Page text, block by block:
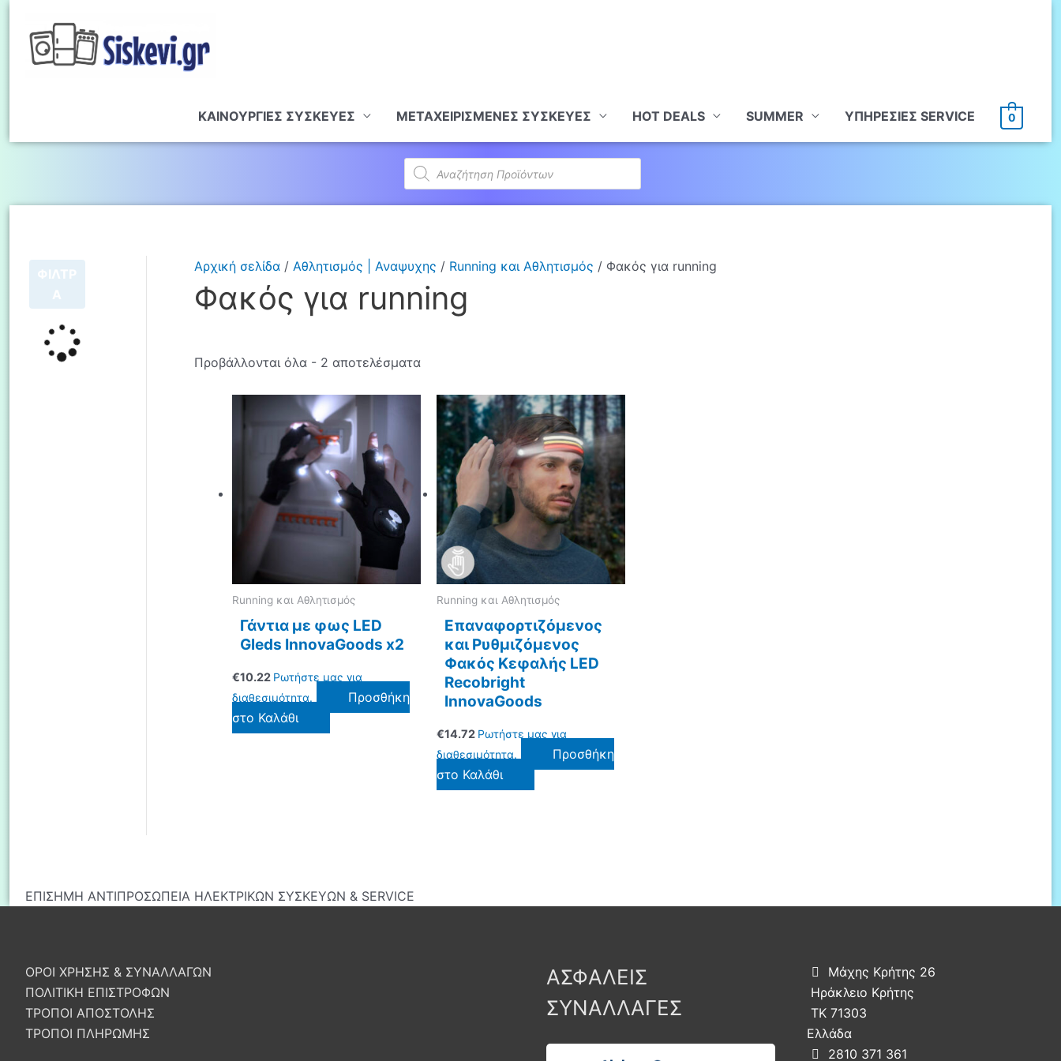
ΚΑΙΝΟΥΡΓΙΕΣ ΣΥΣΚΕΥΕΣ ΜΕΤΑΧΕΙΡΙΣΜΕΝΕΣ ΣΥΣΚΕΥΕΣ HOT DEALS SUMMER ΥΠHΡΕΣΙΕΣ SERVICE 0
Products
search
ΦΙΛΤΡ
Α
Αρχική σελίδα/ Αθλητισμός | Αναψυχης / Running και Αθλητισμός / Φακός για running
Φακός για running
Προβάλλονται όλα - 2 αποτελέσματα
Running και Αθλητισμός
Γάντια με φως LED
Gleds InnovaGoods x2
€10.22 Ρωτήστε μας για
διαθεσιμότητα.
Προσθήκη
στο Καλάθι
Running και Αθλητισμός
Επαναφορτιζόμενος
και Ρυθμιζόμενος
Φακός Κεφαλής LED
Recobright
InnovaGoods
€14.72 Ρωτήστε μας για
διαθεσιμότητα.
Προσθήκη
στο Καλάθι
ΕΠΙΣΗΜΗ ΑΝΤΙΠΡΟΣΩΠΕΙΑ ΗΛΕΚΤΡΙΚΩΝ ΣΥΣΚΕΥΩΝ & SERVICE
ΟΡΟΙ ΧΡΗΣΗΣ & ΣΥΝΑΛΛΑΓΩΝ
ΠΟΛΙΤΙΚΗ ΕΠΙΣΤΡΟΦΩΝ
ΤΡΟΠΟΙ ΑΠΟΣΤΟΛΗΣ
ΤΡΟΠΟΙ ΠΛΗΡΩΜΗΣ
ΑΣΦΑΛΕΙΣ
ΣΥΝΑΛΛΑΓΕΣ

Μάχης Κρήτης 26
Ηράκλειο Κρήτης
ΤΚ 71303
Ελλάδα
 2810 371 361